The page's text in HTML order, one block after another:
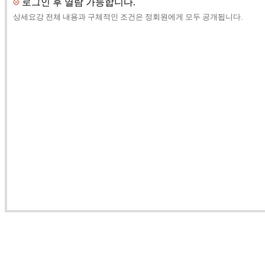
로그인 후 열람 가능합니다.
상세요강 전체 내용과 구체적인 조건은 정회원에게 모두 공개됩니다.